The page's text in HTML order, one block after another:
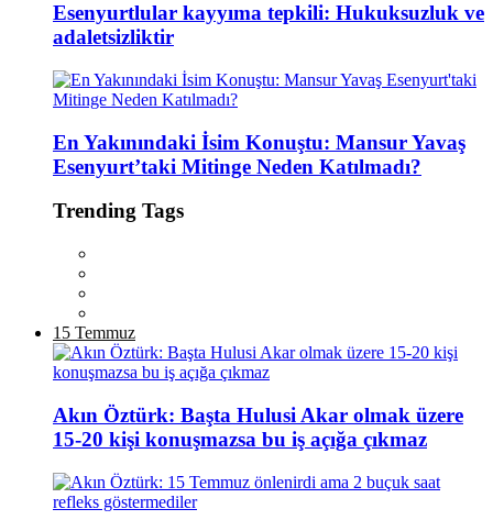
Esenyurtlular kayyıma tepkili: Hukuksuzluk ve
adaletsizliktir
En Yakınındaki İsim Konuştu: Mansur Yavaş
Esenyurt’taki Mitinge Neden Katılmadı?
Trending Tags
15 Temmuz
Akın Öztürk: Başta Hulusi Akar olmak üzere
15-20 kişi konuşmazsa bu iş açığa çıkmaz